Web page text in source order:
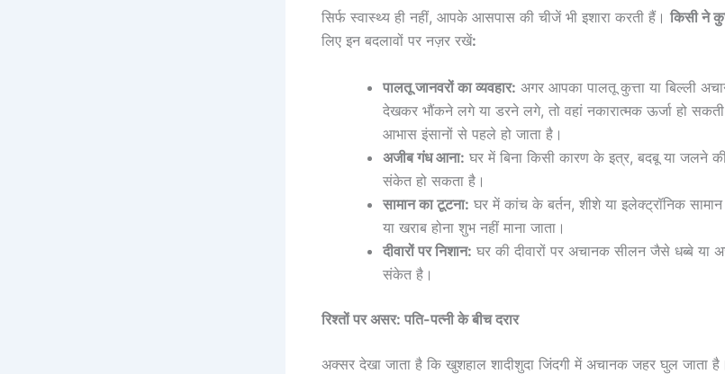
सिर्फ स्वास्थ्य ही नहीं, आपके आसपास की चीजें भी इशारा करती हैं। किसी ने
लिए इन बदलावों पर नज़र रखें:
पालतू जानवरों का व्यवहार: अगर आपका पालतू कुत्ता या बिल्ली
देखकर भौंकने लगे या डरने लगे, तो वहां नकारात्मक ऊर्जा हो
आभास इंसानों से पहले हो जाता है।
अजीब गंध आना: घर में बिना किसी कारण के इत्र, बदबू या जलने
संकेत हो सकता है।
सामान का टूटना: घर में कांच के बर्तन, शीशे या इलेक्ट्रॉनिक सामान
या खराब होना शुभ नहीं माना जाता।
दीवारों पर निशान: घर की दीवारों पर अचानक सीलन जैसे धब्बे या
संकेत है।
रिश्तों पर असर: पति-पत्नी के बीच दरार
अक्सर देखा जाता है कि खुशहाल शादीशुदा जिंदगी में अचानक जहर घुल जाता